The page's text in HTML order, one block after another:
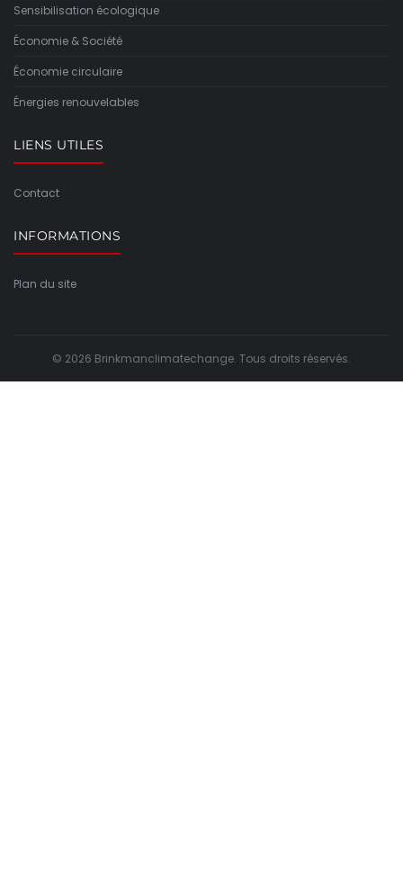
Sensibilisation écologique
Économie & Société
Économie circulaire
Énergies renouvelables
LIENS UTILES
Contact
INFORMATIONS
Plan du site
© 2026 Brinkmanclimatechange. Tous droits réservés.